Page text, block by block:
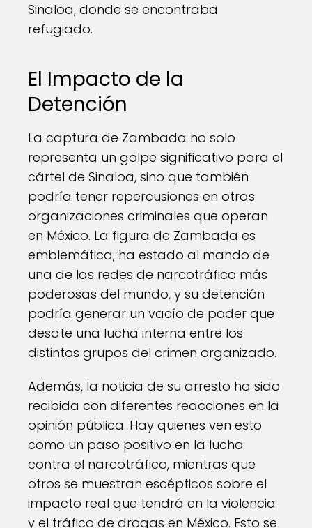
Sinaloa, donde se encontraba
refugiado.
El Impacto de la
Detención
La captura de Zambada no solo
representa un golpe significativo para el
cártel de Sinaloa, sino que también
podría tener repercusiones en otras
organizaciones criminales que operan
en México. La figura de Zambada es
emblemática; ha estado al mando de
una de las redes de narcotráfico más
poderosas del mundo, y su detención
podría generar un vacío de poder que
desate una lucha interna entre los
distintos grupos del crimen organizado.
Además, la noticia de su arresto ha sido
recibida con diferentes reacciones en la
opinión pública. Hay quienes ven esto
como un paso positivo en la lucha
contra el narcotráfico, mientras que
otros se muestran escépticos sobre el
impacto real que tendrá en la violencia
y el tráfico de drogas en México. Esto se